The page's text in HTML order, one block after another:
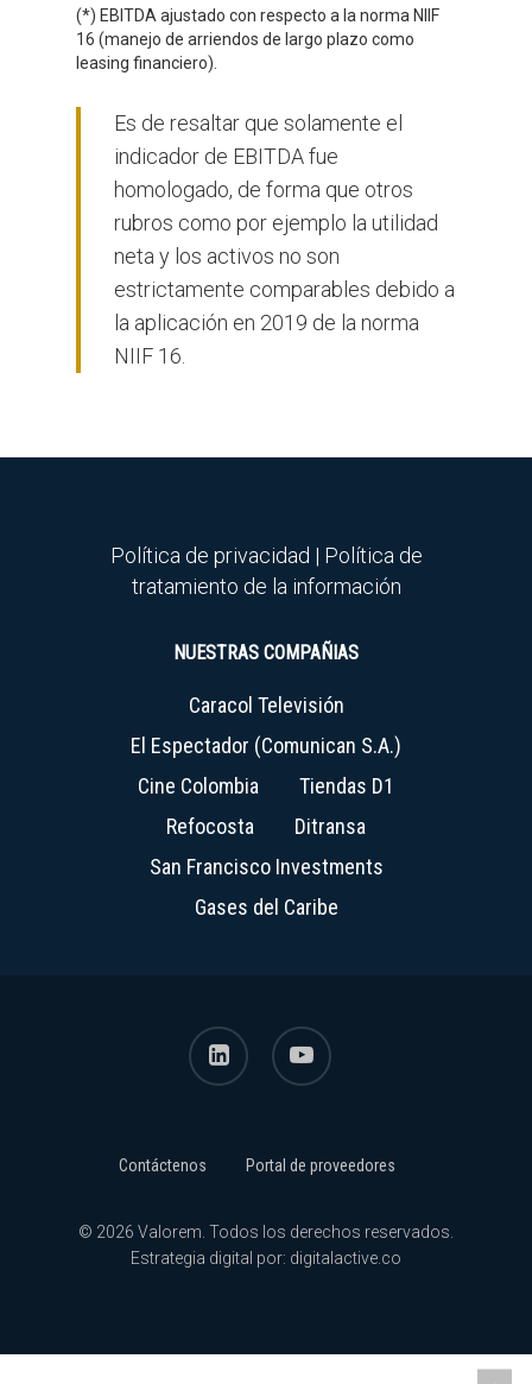
(*) EBITDA ajustado con respecto a la norma NIIF
16 (manejo de arriendos de largo plazo como
leasing financiero).
Es de resaltar que solamente el
indicador de EBITDA fue
homologado, de forma que otros
rubros como por ejemplo la utilidad
neta y los activos no son
estrictamente comparables debido a
la aplicación en 2019 de la norma
NIIF 16.
Política de privacidad | Política de
tratamiento de la información
NUESTRAS COMPAÑIAS
Caracol Televisión
El Espectador (Comunican S.A.)
Cine Colombia
Tiendas D1
Refocosta
Ditransa
San Francisco Investments
Gases del Caribe
linkedin youtube
Contáctenos Portal de proveedores
© 2026 Valorem. Todos los derechos reservados.
Estrategia digital por: digitalactive.co